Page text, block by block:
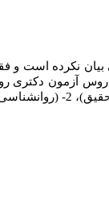
نکرده است و